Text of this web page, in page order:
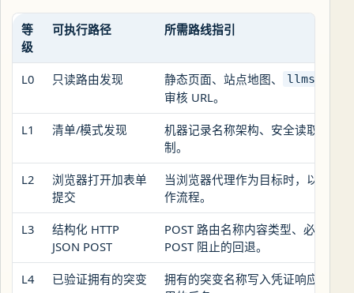
等
级
可执行路径 所需路线指引
L0 只读路由发现 静态页面、站点地图、 llms.txt
审核 URL。
L1 清单/模式发现
机器记录名称架构、安全读取状态
制。
L2
浏览器打开加表单
提交
当浏览器代理作为目标时，以浏览
作流程。
L3
结构化 HTTP
JSON POST
POST 路由名称内容类型、必填字
POST 阻止的回退。
L4 已验证拥有的突变
拥有的突变名称写入凭证响应路径